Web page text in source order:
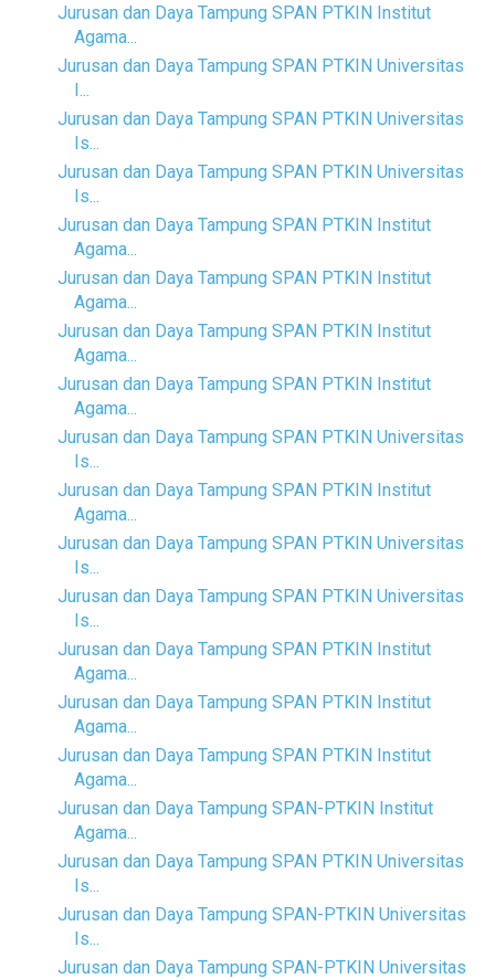
Jurusan dan Daya Tampung SPAN PTKIN Institut
Agama...
Jurusan dan Daya Tampung SPAN PTKIN Universitas
I...
Jurusan dan Daya Tampung SPAN PTKIN Universitas
Is...
Jurusan dan Daya Tampung SPAN PTKIN Universitas
Is...
Jurusan dan Daya Tampung SPAN PTKIN Institut
Agama...
Jurusan dan Daya Tampung SPAN PTKIN Institut
Agama...
Jurusan dan Daya Tampung SPAN PTKIN Institut
Agama...
Jurusan dan Daya Tampung SPAN PTKIN Institut
Agama...
Jurusan dan Daya Tampung SPAN PTKIN Universitas
Is...
Jurusan dan Daya Tampung SPAN PTKIN Institut
Agama...
Jurusan dan Daya Tampung SPAN PTKIN Universitas
Is...
Jurusan dan Daya Tampung SPAN PTKIN Universitas
Is...
Jurusan dan Daya Tampung SPAN PTKIN Institut
Agama...
Jurusan dan Daya Tampung SPAN PTKIN Institut
Agama...
Jurusan dan Daya Tampung SPAN PTKIN Institut
Agama...
Jurusan dan Daya Tampung SPAN-PTKIN Institut
Agama...
Jurusan dan Daya Tampung SPAN PTKIN Universitas
Is...
Jurusan dan Daya Tampung SPAN-PTKIN Universitas
Is...
Jurusan dan Daya Tampung SPAN-PTKIN Universitas